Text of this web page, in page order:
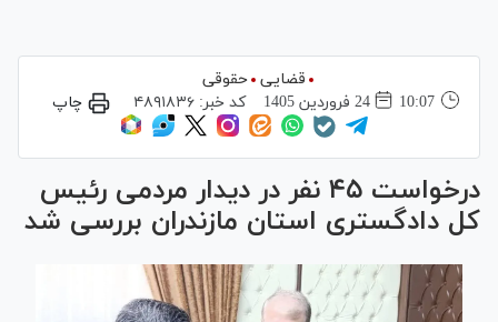
قضایی حقوقی
10:07
24 فروردين 1405 کد خبر: ۴۸۹۱۸۳۶ چاپ
درخواست ۴۵ نفر در دیدار مردمی رئیس
کل دادگستری استان مازندران بررسی شد